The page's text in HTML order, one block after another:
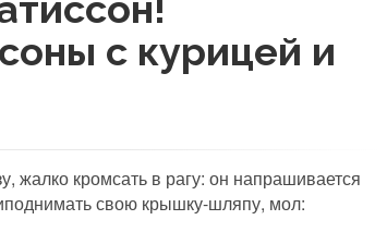
с курицей и
кромсать в рагу: он напрашивается
свою крышку-шляпу, мол: